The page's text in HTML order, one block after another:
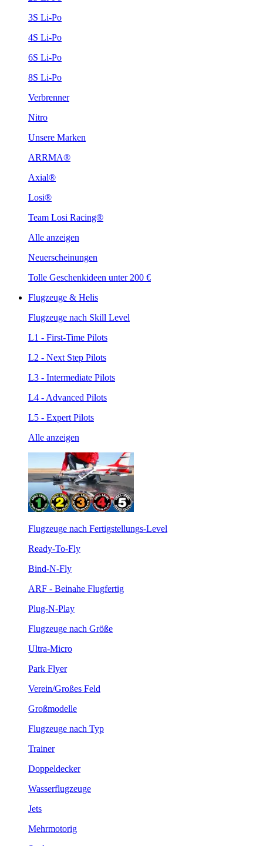
3S Li-Po
4S Li-Po
6S Li-Po
8S Li-Po
Verbrenner
Nitro
Unsere Marken
ARRMA®
Axial®
Losi®
Team Losi Racing®
Alle anzeigen
Neuerscheinungen
Tolle Geschenkideen unter 200 €
Flugzeuge & Helis
Flugzeuge nach Skill Level
L1 - First-Time Pilots
L2 - Next Step Pilots
L3 - Intermediate Pilots
L4 - Advanced Pilots
L5 - Expert Pilots
Alle anzeigen
Flugzeuge nach Fertigstellungs-Level
Ready-To-Fly
Bind-N-Fly
ARF - Beinahe Flugfertig
Plug-N-Play
Flugzeuge nach Größe
Ultra-Micro
Park Flyer
Verein/Großes Feld
Großmodelle
Flugzeuge nach Typ
Trainer
Doppeldecker
Wasserflugzeuge
Jets
Mehrmotorig